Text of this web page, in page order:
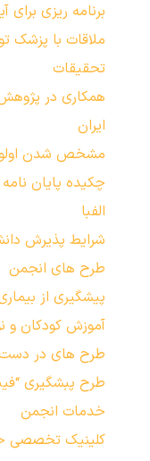
برنامه ریزی برای
ملاقات با پزشک
تحقیقات
همکاری در
ایران
مشخص شدن
چکیده پایان
الفبا
شرایط پذیرش
طرح های انجمن
پیشگیری از
آموزش کودکان و
طرح های در دست
طرح پبشگیری
خدمات انجمن
کلینیک تخصصی